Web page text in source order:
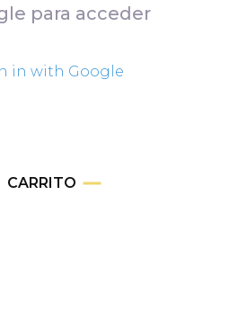
para acceder
CARRITO